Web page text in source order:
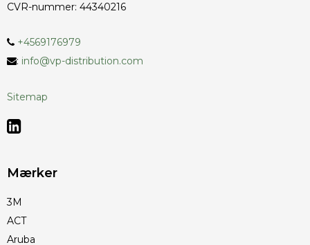
CVR-nummer: 44340216
+4569176979
: info@vp-distribution.com
Sitemap
Mærker
3M
ACT
Aruba